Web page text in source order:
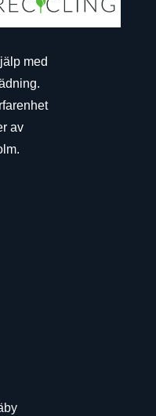
med
av